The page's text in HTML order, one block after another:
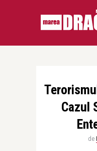
Cazul
de